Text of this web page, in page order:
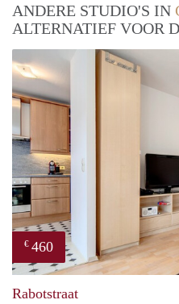
ANDERE STUDIO'S IN
ALTERNATIEF VOOR
€ 460
Rabotstraat